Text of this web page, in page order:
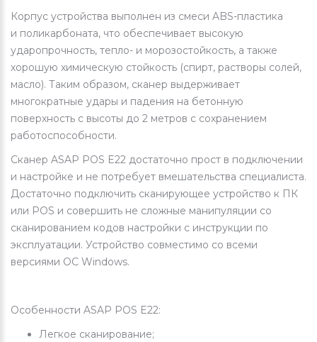
Корпус устройства выполнен из смеси ABS-пластика
и поликарбоната, что обеспечивает высокую
ударопрочность, тепло- и морозостойкость, а также
хорошую химическую стойкость (спирт, растворы солей,
масло). Таким образом, сканер выдерживает
многократные удары и падения на бетонную
поверхность с высоты до 2 метров с сохранением
работоспособности.
Сканер ASAP POS E22 достаточно прост в подключении
и настройке и не потребует вмешательства специалиста.
Достаточно подключить сканирующее устройство к ПК
или POS и совершить не сложные манипуляции со
сканированием кодов настройки с инструкции по
эксплуатации. Устройство совместимо со всеми
версиями ОС Windows.
Особенности ASAP POS E22:
Легкое сканирование;